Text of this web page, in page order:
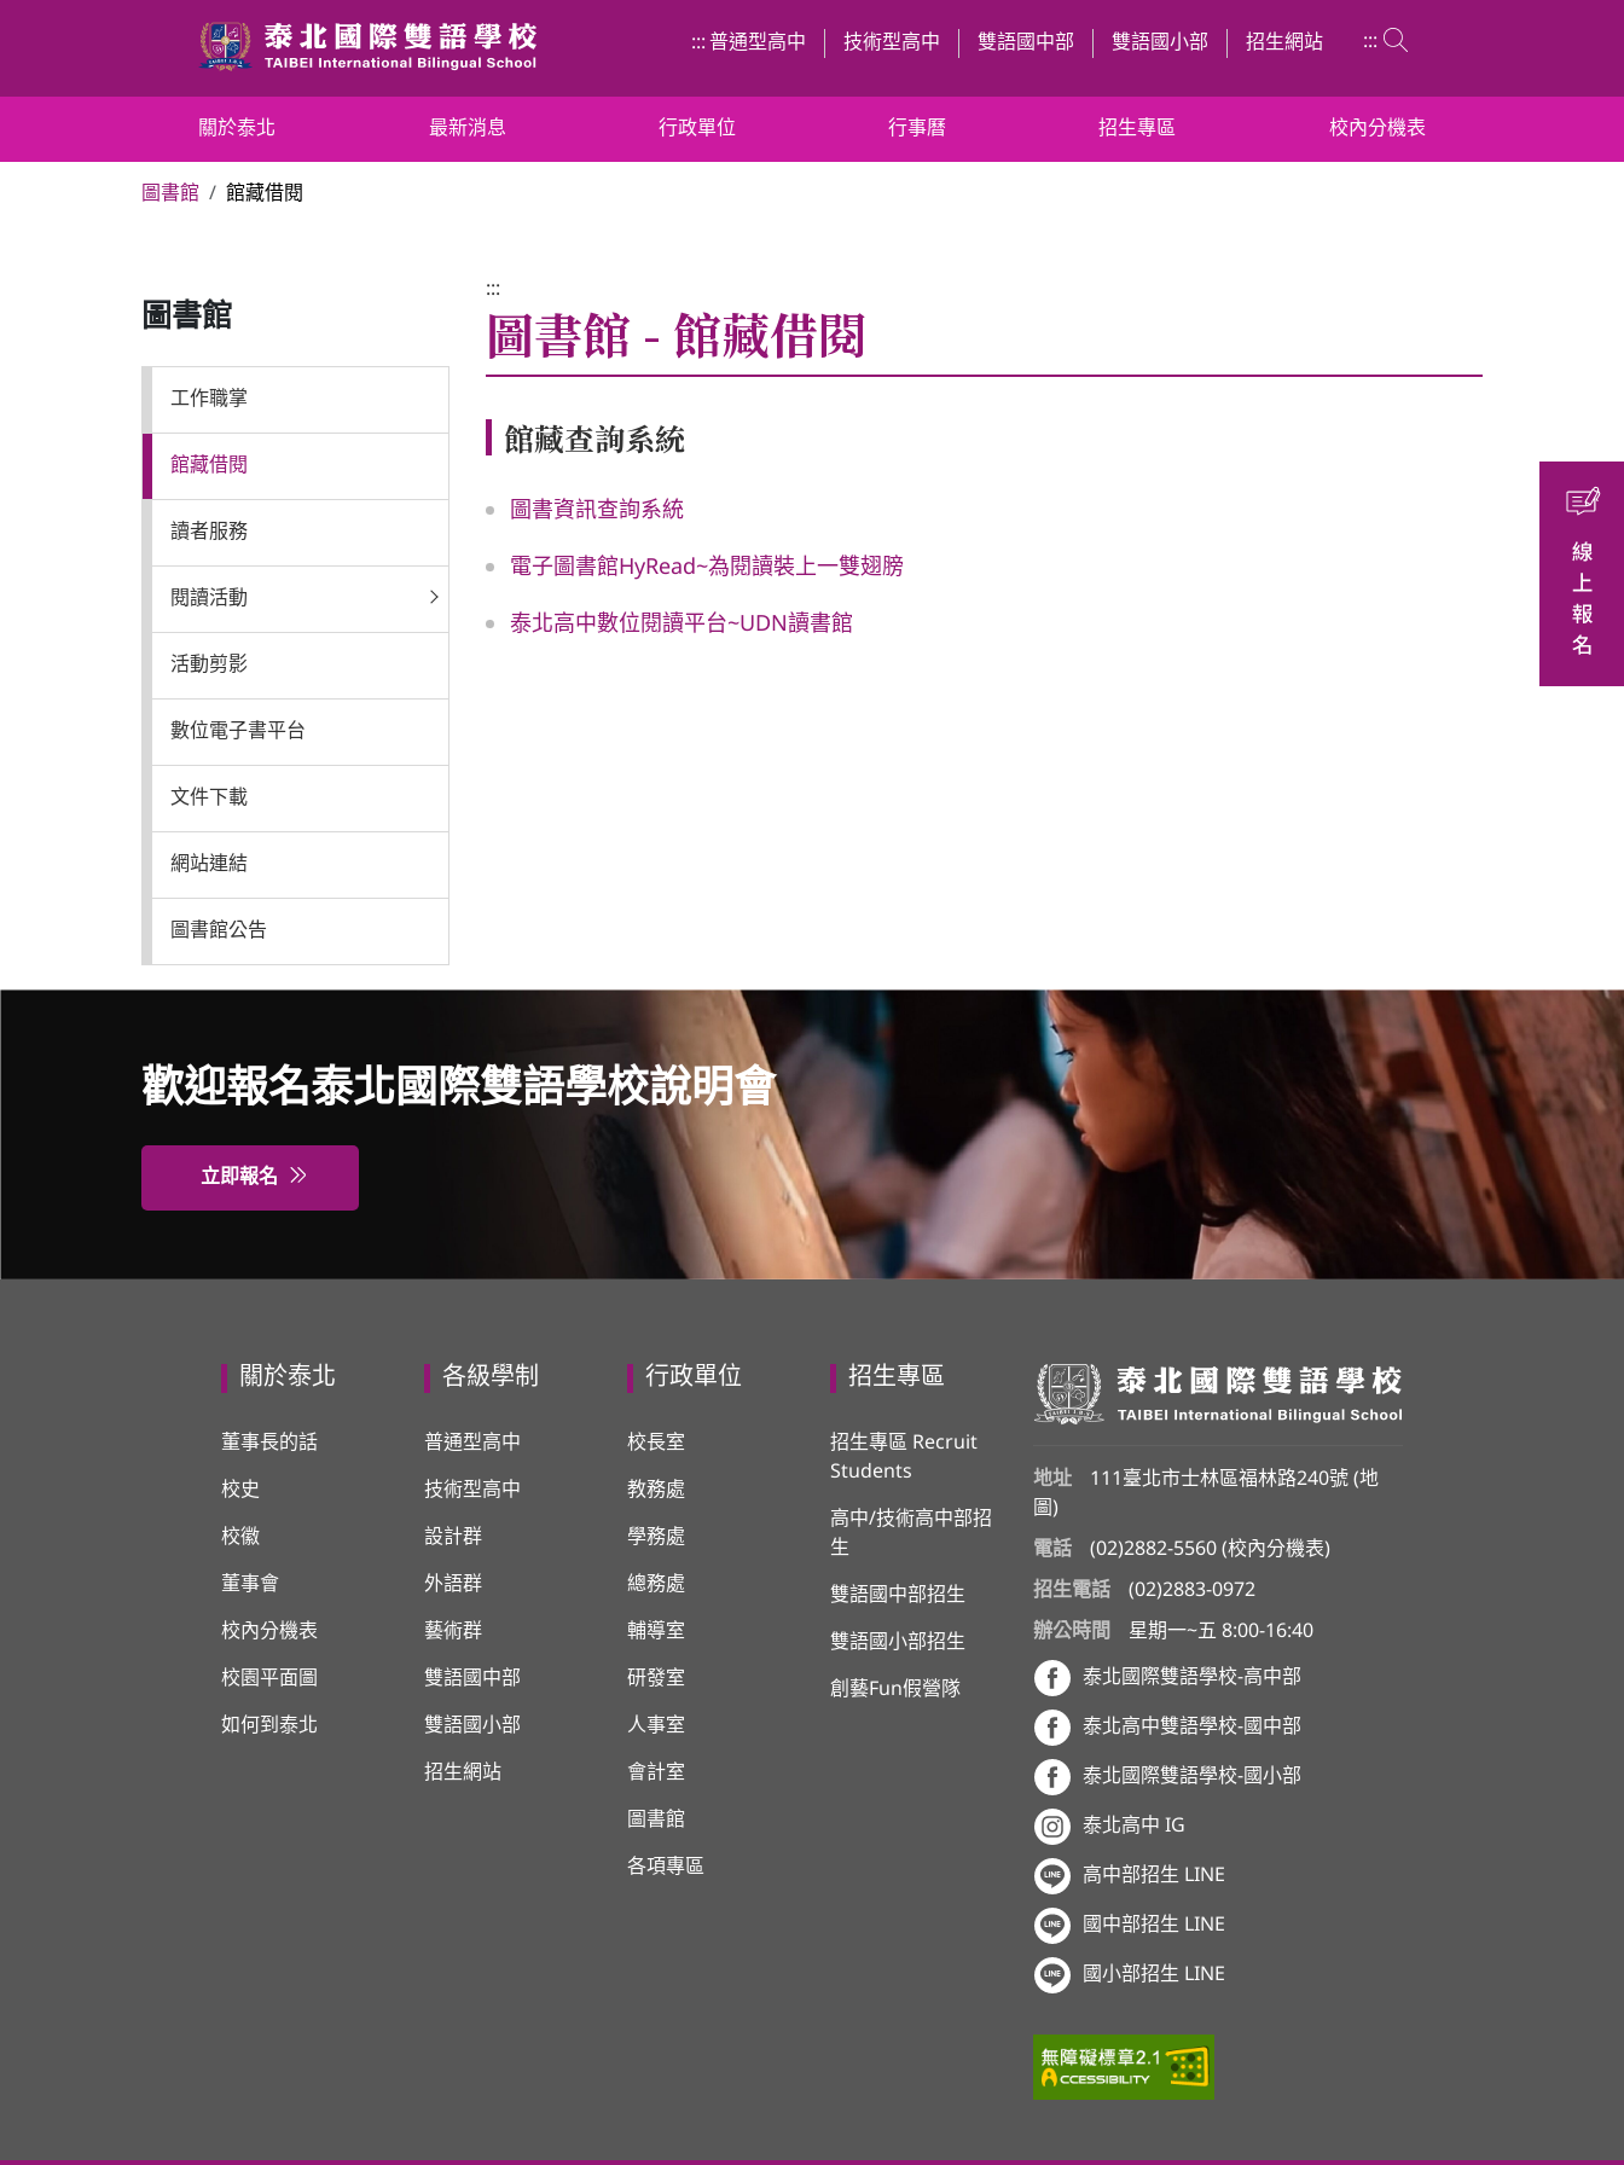
容
區
::: 普通型高中 技術型高中 雙語國中部 雙語國小部 招生網站 :::
關於泰北 最新消息 行政單位 行事曆 招生專區 校內分機表
圖書館 館藏借閱
圖書館
工作職掌
館藏借閱
讀者服務
閱讀活動
活動剪影
數位電子書平台
文件下載
網站連結
圖書館公告
:::
圖書館 - 館藏借閱
館藏查詢系統
圖書資訊查詢系統
電子圖書館HyRead~為閱讀裝上一雙翅膀
泰北高中數位閱讀平台~UDN讀書館
歡迎報名泰北國際雙語學校說明會
立即報名
關於泰北
董事長的話
校史
校徽
董事會
校內分機表
校園平面圖
如何到泰北
各級學制
普通型高中
技術型高中
設計群
外語群
藝術群
雙語國中部
雙語國小部
招生網站
行政單位
校長室
教務處
學務處
總務處
輔導室
研發室
人事室
會計室
圖書館
各項專區
招生專區
招生專區 Recruit
Students
高中/技術高中部招
生
雙語國中部招生
雙語國小部招生
創藝Fun假營隊
地址 111臺北市士林區福林路240號 (地
圖 )
電話
(02)2882-5560 (校內分機表)
招生電話
(02)2883-0972
辦公時間
星期一~五 8:00-16:40
泰北國際雙語學校-高中部
泰北高中雙語學校-國中部
泰北國際雙語學校-國小部
泰北高中 IG
高中部招生 LINE
國中部招生 LINE
國小部招生 LINE